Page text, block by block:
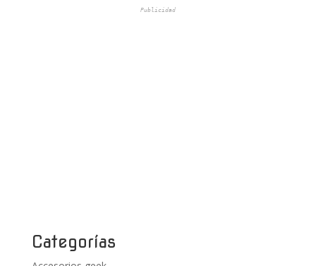
Publicidad
Categorías